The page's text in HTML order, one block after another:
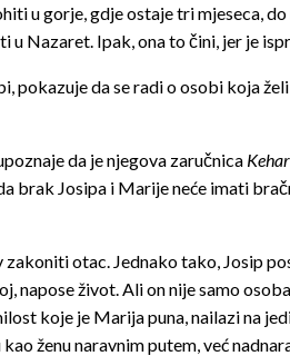
u gorje, gdje ostaje tri mjeseca,
u Nazaret. Ipak, ona to čini, jer je
pokazuje da se radi o osobi koja
da je njegova zaručnica
brak Josipa i Marije neće imati
otac. Jednako tako, Josip
život. Ali on nije samo
koje je Marija puna, nailazi na
ženu naravnim putem, već